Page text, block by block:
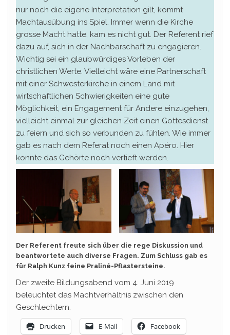
nur noch die eigene Interpretation gilt, kommt
Machtausübung ins Spiel. Immer wenn die Kirche
grosse Macht hatte, kam es nicht gut. Der Referent rief
dazu auf, sich in der Nachbarschaft zu engagieren.
Wichtig sei ein glaubwürdiges Vorleben der
christlichen Werte. Vielleicht wäre eine Partnerschaft
mit einer Schwesterkirche in einem Land mit
wirtschaftlichen Schwierigkeiten eine gute
Möglichkeit, ein Engagement für Andere einzugehen,
vielleicht einmal zur gleichen Zeit einen Gottesdienst
zu feiern und sich so verbunden zu fühlen. Wie immer
gab es nach dem Referat noch einen Apéro. Hier
konnte das Gehörte noch vertieft werden.
Der Referent freute sich über die rege Diskussion und
beantwortete auch diverse Fragen. Zum Schluss gab es
für Ralph Kunz feine Praliné-Pflastersteine.
Der zweite Bildungsabend vom 4. Juni 2019
beleuchtet das Machtverhältnis zwischen den
Geschlechtern.
Drucken E-Mail Facebook